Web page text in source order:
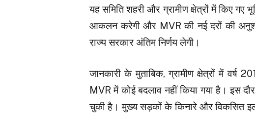
यह समिति शहरी और ग्रामीण क्षेत्रों में किए गए
आकलन करेगी और MVR की नई दरों की
राज्य सरकार अंतिम निर्णय लेगी।
जानकारी के मुताबिक, ग्रामीण क्षेत्रों में वर्ष
MVR में कोई बदलाव नहीं किया गया है। इस
चुकी है। मुख्य सड़कों के किनारे और विकसित